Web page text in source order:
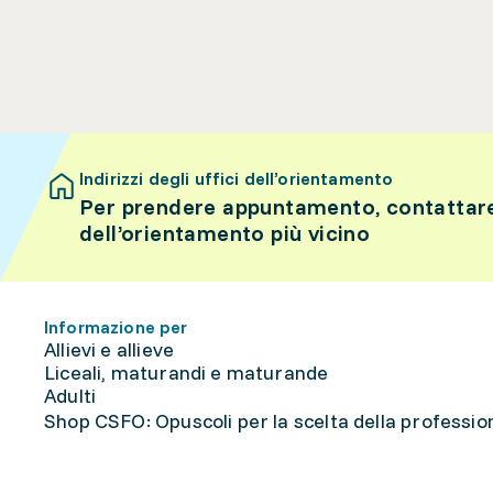
Indirizzi degli uffici dell’orientamento
Per prendere appuntamento,
dell’orientamento più vicino
Informazione per
Allievi e allieve
Liceali, maturandi e maturande
Adulti
Shop CSFO: Opuscoli per la scelta della